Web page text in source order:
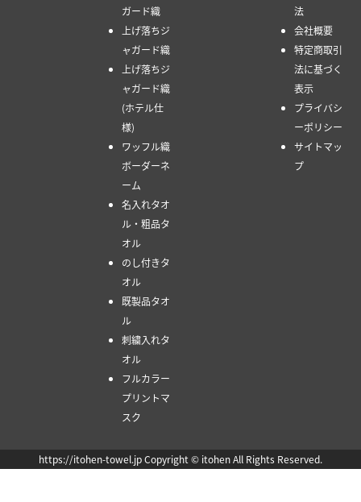
ガード織
上げ落ちジ
ャガード織
上げ落ちジ
ャガード織
(ホテル仕
様)
ワッフル織
ボーダーネ
ーム
名入れタオ
ル・粗品タ
オル
のし付きタ
オル
既製品タオ
ル
刺繍入れタ
オル
フルカラー
プリントマ
スク
法
会社概要
特定商取引
法に基づく
表示
プライバシ
ーポリシー
サイトマッ
プ
https://itohen-towel.jp Copyright © itohen All Rights Reserved.